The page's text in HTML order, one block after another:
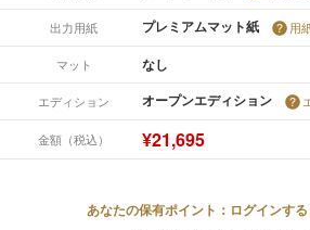
出力用紙 プレミアムマット紙 用
マット なし
エディション オープンエディション
金額（税込） ¥21,695
あなたの保有ポイント：ログインす